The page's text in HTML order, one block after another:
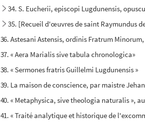
34. S. Eucherii, episcopi Lugdunensis,
35. [Recueil d'œuvres de saint Raymundus
36. Astesani Astensis, ordinis Fratrum
37. « Aera Marialis sive tabula chronologica»
38. « Sermones fratris Guillelmi Lugdunensis »
39. La maison de conscience, par maistre
40. « Metaphysica, sive theologia naturalis »,
41. « Traité analytique et historique de